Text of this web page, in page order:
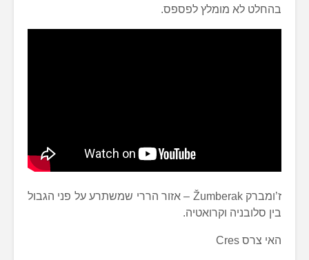
בהחלט לא מומלץ לפספס.
ז’ומברק Žumberak – אזור הררי שמשתרע על פני הגבול
בין סלובניה וקרואטיה.
האי צרס Cres